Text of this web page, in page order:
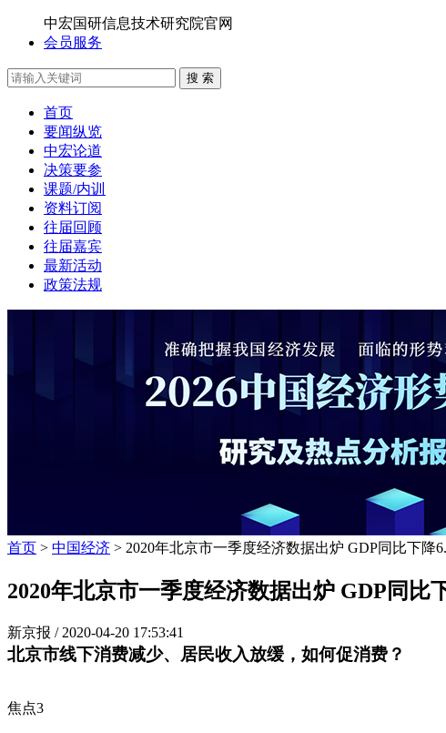
中宏国研信息技术研究院官网
会员服务
搜 索
首页
要闻纵览
中宏论道
决策要参
课题/内训
资料订阅
往届回顾
往届嘉宾
最新活动
政策法规
首页 > 中国经济 > 2020年北京市一季度经济数据出炉 GDP同比下降
2020年北京市一季度经济数据出炉 GDP同比
新京报 / 2020-04-20 17:53:41
北京市线下消费减少、居民收入放缓，如何促消费？
焦点3